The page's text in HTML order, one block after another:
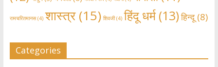
रामचरितमानस(4) शास्त्र(15) शिवजी(4) हिंदू धर्म(13)हिन्दू(8)
Categories